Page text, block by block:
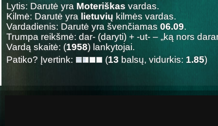
Lytis: Darutė yra Moteriškas vardas.
Kilmė: Darutė yra lietuvių kilmės vardas.
Vardadienis: Darutė yra švenčiamas 06.09.
Trumpa reikšmė: dar- (daryti) + -ut- – „ką nors
Vardą skaitė: (1958) lankytojai.
Patiko? Įvertink:
(13 balsų, vidurkis: 1.85)